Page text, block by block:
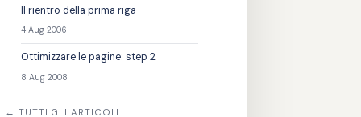
Il rientro della prima riga
4 Aug 2006
Ottimizzare le pagine: step 2
8 Aug 2008
← TUTTI GLI ARTICOLI